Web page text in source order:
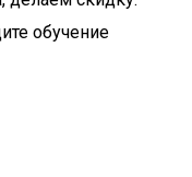
обучение